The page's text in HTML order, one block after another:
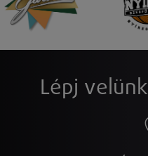
Lépj velünk